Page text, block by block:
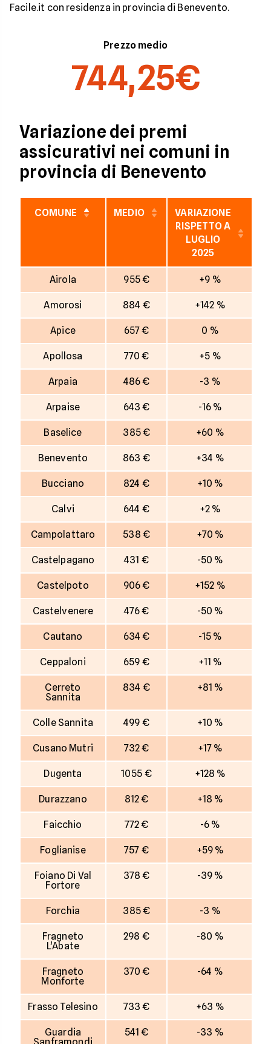
Facile.it con residenza in provincia di Benevento.
Prezzo medio
744,25€
Variazione dei premi
assicurativi nei comuni in
provincia di Benevento
COMUNE MEDIO
VARIAZIONE
RISPETTO A
LUGLIO
2025
Airola 955 € +9 %
Amorosi 884 € +142 %
Apice 657 € 0 %
Apollosa 770 € +5 %
Arpaia 486 € -3 %
Arpaise 643 € -16 %
Baselice 385 € +60 %
Benevento 863 € +34 %
Bucciano 824 € +10 %
Calvi 644 € +2 %
Campolattaro 538 € +70 %
Castelpagano 431 € -50 %
Castelpoto 906 € +152 %
Castelvenere 476 € -50 %
Cautano 634 € -15 %
Ceppaloni 659 € +11 %
Cerreto
Sannita
834 € +81 %
Colle Sannita 499 € +10 %
Cusano Mutri 732 € +17 %
Dugenta 1055 € +128 %
Durazzano 812 € +18 %
Faicchio 772 € -6 %
Foglianise 757 € +59 %
Foiano Di Val
Fortore
378 € -39 %
Forchia 385 € -3 %
Fragneto
L'Abate
298 € -80 %
Fragneto
Monforte
370 € -64 %
Frasso Telesino 733 € +63 %
Guardia
541 € -33 %